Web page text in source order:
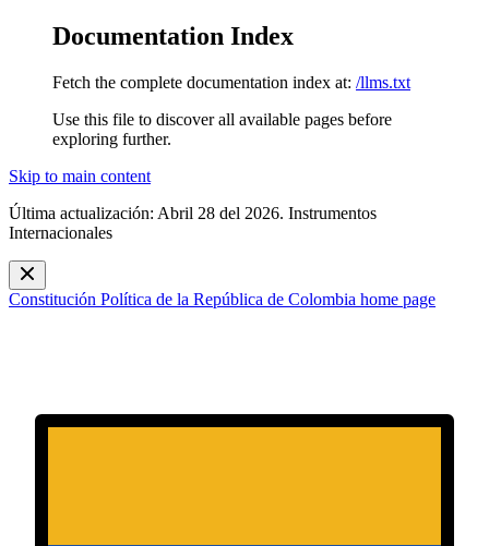
Documentation Index
Fetch the complete documentation index at: /llms.txt
Use this file to discover all available pages before
exploring further.
Skip to main content
Última actualización: Abril 28 del 2026. Instrumentos
Internacionales
Constitución Política de la República de Colombia home page